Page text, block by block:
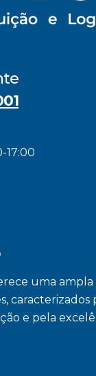
17:00
uma ampla
e pela